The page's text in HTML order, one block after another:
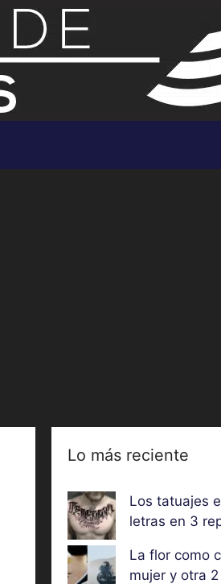
Lo más reciente
Los tatuajes
letras en 3
La flor como
mujer y otra